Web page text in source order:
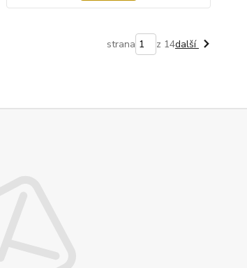
strana z 14další